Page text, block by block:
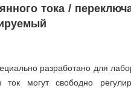
тока /
разработано для
могут свободно